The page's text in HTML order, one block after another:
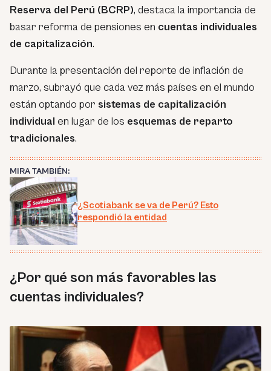
Reserva del Perú (BCRP), destaca la importancia de
basar reforma de pensiones en cuentas individuales
de capitalización.
Durante la presentación del reporte de inflación de
marzo, subrayó que cada vez más países en el mundo
están optando por sistemas de capitalización
individual en lugar de los esquemas de reparto
tradicionales.
MIRA TAMBIÉN:
¿Scotiabank se va de Perú? Esto
respondió la entidad
¿Por qué son más favorables las
cuentas individuales?